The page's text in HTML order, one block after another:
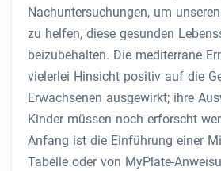
Nachuntersuchungen, um
zu helfen, diese gesunden
beizubehalten. Die mediterrane
vielerlei Hinsicht positiv auf die
Erwachsenen ausgewirkt; ihre
Kinder müssen noch erforscht
Anfang ist die Einführung einer
Tabelle oder von MyPlate-